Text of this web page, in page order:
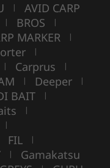
| AVID CARP
| BROS |
MARKER |
|
| Carprus |
| Deeper |
BAIT |
|
|
FIL |
| Gamakatsu